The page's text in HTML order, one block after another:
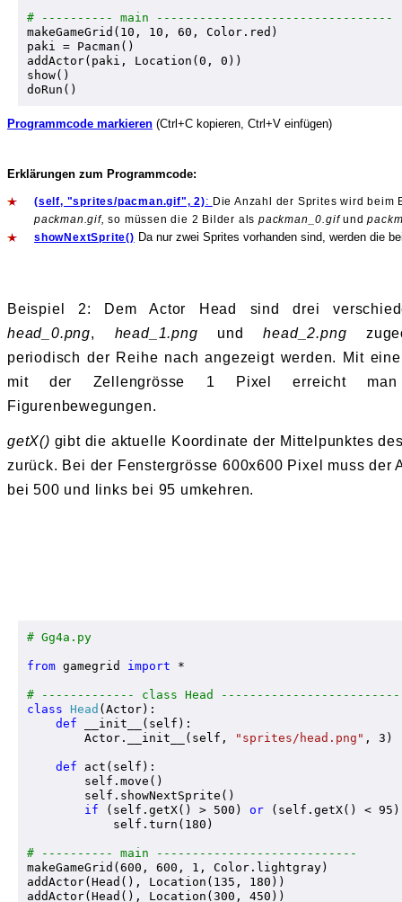
# ---------- main
makeGameGrid(10, 10, 60, Color.red)
paki = Pacman()
addActor(paki, Location(0, 0))
show()
Programmcode markieren (Ctrl+C kopieren, Ctrl+V einfügen)
Erklärungen zum Programmcode:
(self, "sprites/pacman.gif", 2): Die Anzahl der Sprites wird beim
packman.gif, so müssen die 2 Bilder alspackman_0.gifund
showNextSprite() Da nur zwei Sprites vorhanden sind, werden die
Beispiel 2: Dem Actor Head sind drei
head_0.png, head_1.png undhead_2.png
periodisch der Reihe nach angezeigt werden. Mit
mit der Zellengrösse 1 Pixel erreicht man
Figurenbewegungen.
getX() gibt die aktuelle Koordinate der Mittelpunktes
zurück. Bei der Fenstergrösse 600x600 Pixel muss der
bei 500 und links bei 95 umkehren.
# Gg4a.py
from gamegrid import *
# ------------- class Head
class
Head (Actor):
def __init__(self):
        Actor.__init__(self,
"sprites/head.png" , 3)
def act(self):
        self.move()
        self.showNextSprite()
if (self.getX() > 500) or (self.getX() <
            self.turn(180)
# ---------- main ----------------------------
makeGameGrid(600, 600, 1, Color.lightgray)
addActor(Head(), Location(135, 180))
addActor(Head(), Location(300, 450))